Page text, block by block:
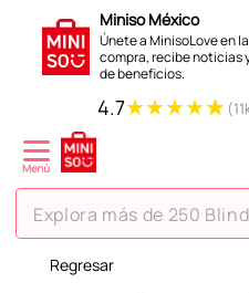
Miniso México
Únete a MinisoLove en
compra, recibe noticias
de beneficios.
4.7★★★★★
Explora más de 250 Blind
Regresar
TÉRMINOS MÁS BUSCADOS